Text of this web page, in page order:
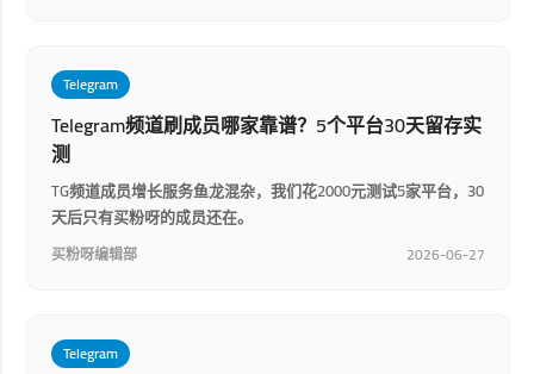
Telegram
Telegram频道刷成员哪家靠谱？5个平台30天留存实
测
TG频道成员增长服务鱼龙混杂，我们花2000元测试5家平台，30
天后只有买粉呀的成员还在。
买粉呀编辑部 2026-06-27
Telegram